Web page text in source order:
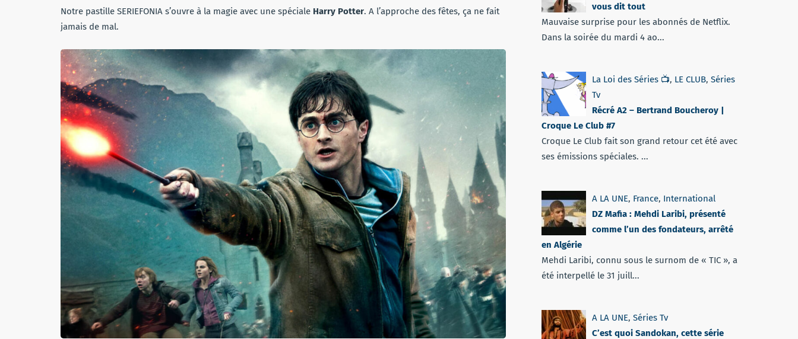
Notre pastille SERIEFONIA s’ouvre à la magie avec une spéciale Harry Potter. A l’approche des fêtes, ça ne fait
jamais de mal.
vous dit tout
Mauvaise surprise pour les abonnés de Netflix.
Dans la soirée du mardi 4 ao...
La Loi des Séries 📺, LE CLUB, Séries
Tv
Récré A2 – Bertrand Boucheroy |
Croque Le Club #7
Croque Le Club fait son grand retour cet été avec
ses émissions spéciales. ...
A LA UNE, France, International
DZ Mafia : Mehdi Laribi, présenté
comme l’un des fondateurs, arrêté
en Algérie
Mehdi Laribi, connu sous le surnom de « TIC », a
été interpellé le 31 juill...
A LA UNE, Séries Tv
C’est quoi Sandokan, cette série